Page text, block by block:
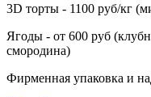
3D торты - 1100 руб/кг
Ягоды - от 600 руб
смородина)
Фирменная упаковка и